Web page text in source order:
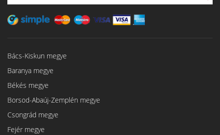
Bács-Kiskun megye
Baranya megye
Békés megye
Borsod-Abaúj-Zemplén megye
Csongrád megye
Fejér megye